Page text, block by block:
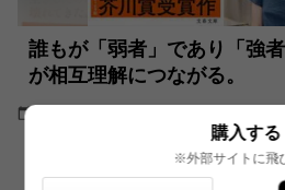
誰もが「弱者」であり「強
が相互理解につながる。
購入する
※外部サイトに飛